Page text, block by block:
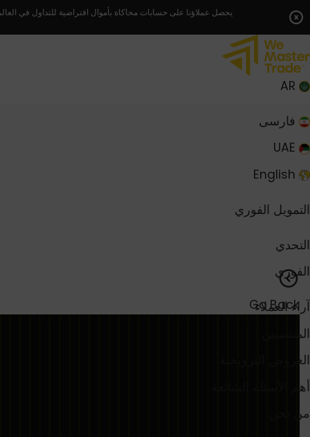
Skip
to
content
يحصل عملاؤنا على حسابات محاكاة بأموال افتراضية للتداول في x
فارسی
التمويل الفوري
التحدي
الفوري
آراء العملاء
المنتسبين
العروض الترويجية
أهم الأسئلة الشائعة
من نحن
Go Back